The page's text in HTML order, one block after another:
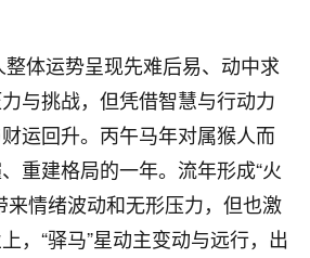
体运势呈现先难后易、动中求
与挑战，但凭借智慧与行动力
运回升。丙午马年对属猴人而
重建格局的一年。流年形成“火
来情绪波动和无形压力，但也激
，“驿马”星动主变动与远行，出